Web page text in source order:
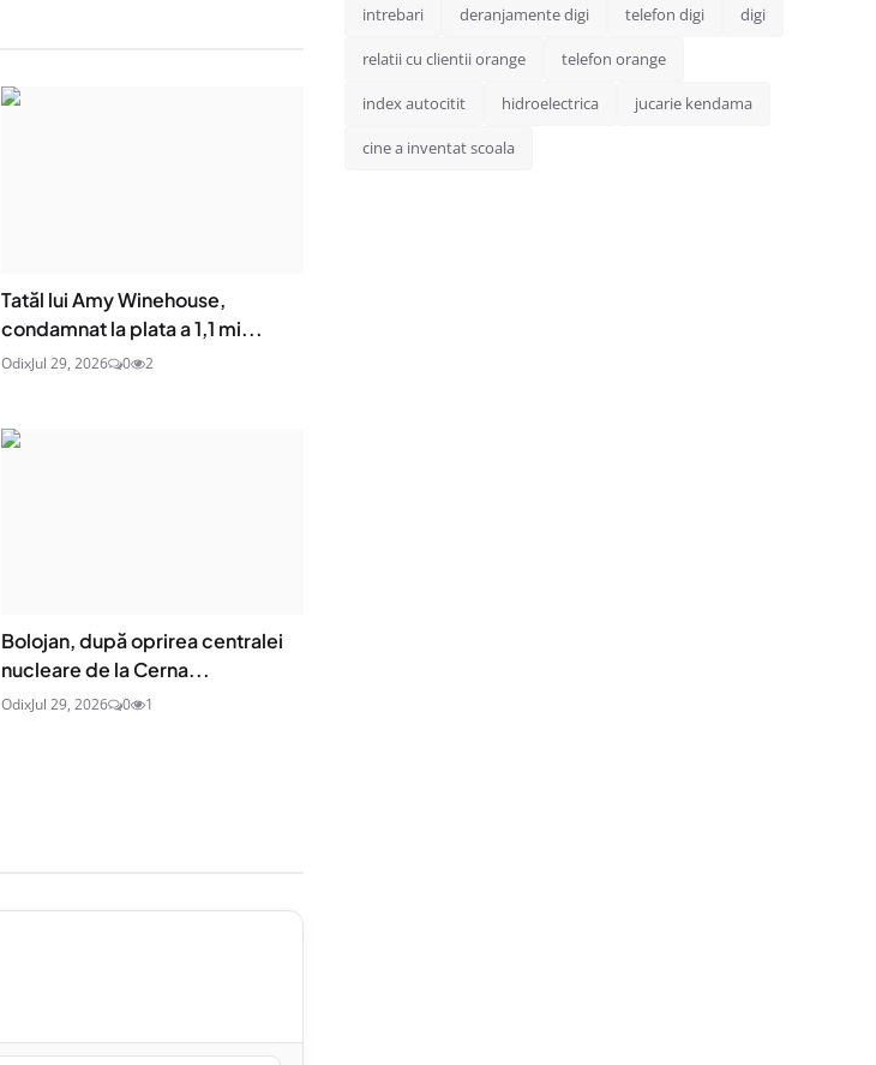
Tatăl lui Amy Winehouse,
condamnat la plata a 1,1 mi...
OdixJul 29, 2026 0 2
Bolojan, după oprirea centralei
nucleare de la Cerna...
OdixJul 29, 2026 0 1
intrebari deranjamente digi telefon digi digi
relatii cu clientii orange telefon orange
index autocitit hidroelectrica jucarie kendama
cine a inventat scoala